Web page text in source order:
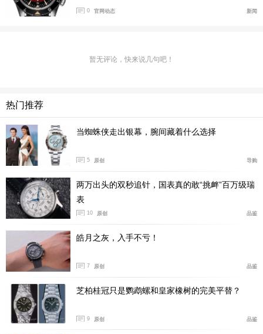
卡地亚蓝气球莫属，在2025年卡地亚蓝气球系列也是推陈
整体共0.79克拉，再加上表盘的珍珠母贝材质，整体奢华
通过银色星星呈现出夜晚状态。极具辨识度的凹槽式表冠
还镶嵌有一颗半月凸圆形蓝宝石。内部使用的是卡地亚18
47MC自动机芯，振频为每小时28800次，具有42小时动
储能力。
结语：如果想在进阶价位选择一款十分出色的女性腕表，
那我推荐可以一步到位选择一款不仅有代表性和辨识度，
同时还是全金材质的表款，这样连奢华感也都有了。
（图/文 腕表之家 YIYI）
0 官网动态 新闻
暂无评论，快来说几句吧！
热门推荐
当蜘蛛侠走出银幕，腕间藏着什么选择
5 原创 导购
两万出头的双秒追针，国表真的敢“挑衅”百万级瑞
表
10 原创 品鉴
皓月之灰，入手不亏！
7 原创 品鉴
芝柏桂冠只是鹦鹉螺和皇家橡树的完美平替？
9 原创 品鉴